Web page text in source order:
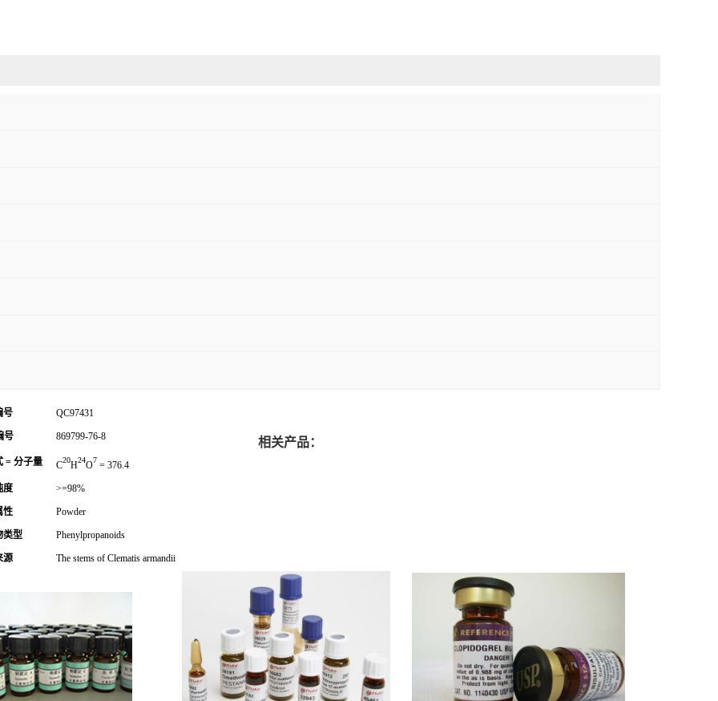
号 QC97431
号 869799-76-8
= 分子量 C20H24O7 = 376.4
度 >=98%
性 Powder
类型 Phenylpropanoids
源 The stems of Clematis armandii
相关产品：